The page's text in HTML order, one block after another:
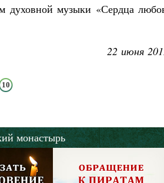
духовной музыки «Сердца
22 июня
10
монастырь
Великомученик Георгий Победоносец.